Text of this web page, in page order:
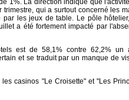
1%. La direction indique que
qui a surtout concerné les
par les jeux de table. Le pôle
a été fortement impacté par
est de 58,1% contre 62,2% un
et se traduit par un manque de
casinos "Le Croisette" et "Les